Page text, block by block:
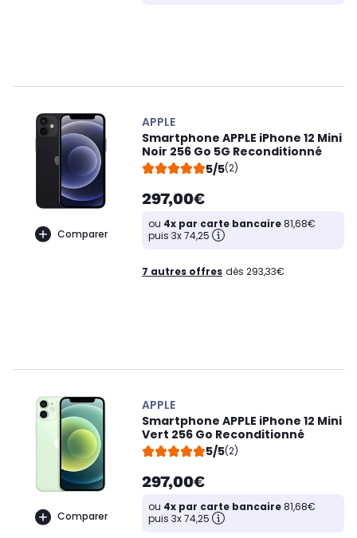
Comparer
APPLE
Smartphone APPLE iPhone 12 Mini
Noir 256 Go 5G Reconditionné
5/5(2)
297,00€
ou 4x par carte bancaire81,68€
puis 3x 74,25
7 autres offres dès 293,33€
Comparer
APPLE
Smartphone APPLE iPhone 12 Mini
Vert 256 Go Reconditionné
5/5(2)
297,00€
ou 4x par carte bancaire81,68€
puis 3x 74,25